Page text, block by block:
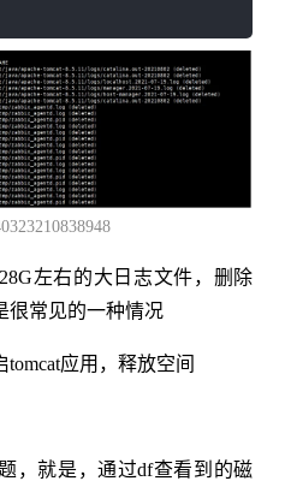
左右的大日志文件，删除
很常见的一种情况
应用，释放空间
，就是，通过df查看到的磁